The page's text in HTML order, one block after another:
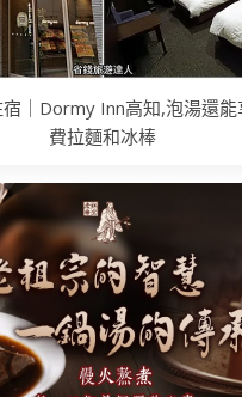
宿｜Dormy Inn高知,泡湯還
費拉麵和冰棒